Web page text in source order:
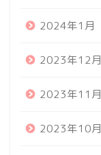
2024年1月
2023年12月
2023年11月
2023年10月